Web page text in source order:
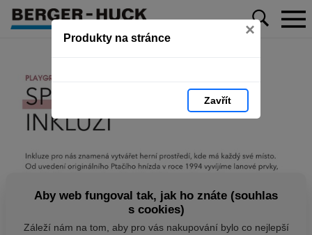
Produkty na stránce ×
Zavřít
Aby web fungoval tak, jak ho znáte (souhlas
s cookies)
Záleží nám na tom, aby pro vás nakupování bylo co nejlepší